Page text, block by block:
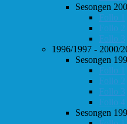
Sesongen
Follo 1
Follo 2
Follo 3
1996/1997 - 2000/
Sesongen
Follo 1
Follo 2
Follo 3
Follo 4
Sesongen